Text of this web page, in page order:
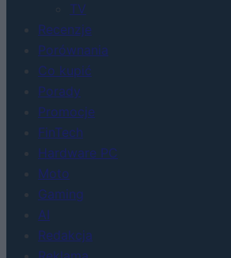
TV
Recenzje
Porównania
Co kupić
Porady
Promocje
FinTech
Hardware PC
Moto
Gaming
AI
Redakcja